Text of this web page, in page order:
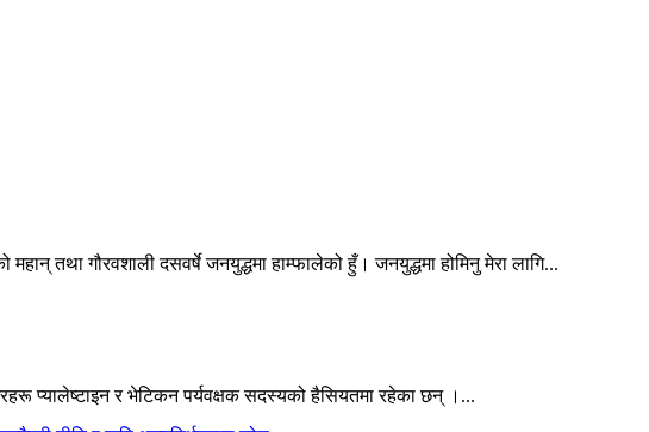
तथा गौरवशाली दसवर्षे जनयुद्धमा हाम्फालेको हुँ। जनयुद्धमा होमिनु मेरा लागि...
प्यालेष्टाइन र भेटिकन पर्यवक्षक सदस्यको हैसियतमा रहेका छन् ।...